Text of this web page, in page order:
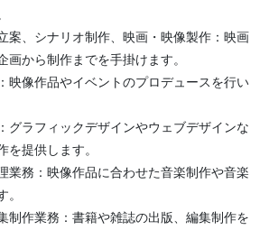
案、シナリオ制作、映画・映像製作：映画
画から制作までを手掛けます。
映像作品やイベントのプロデュースを行い
グラフィックデザインやウェブデザインな
を提供します。
業務：映像作品に合わせた音楽制作や音楽
。
制作業務：書籍や雑誌の出版、編集制作を